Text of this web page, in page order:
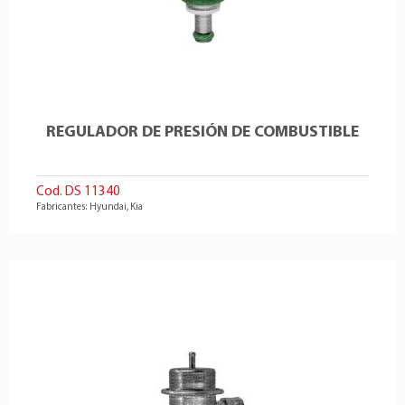
REGULADOR DE PRESIÓN DE COMBUSTIBLE
Cod. DS 11340
Fabricantes: Hyundai, Kia